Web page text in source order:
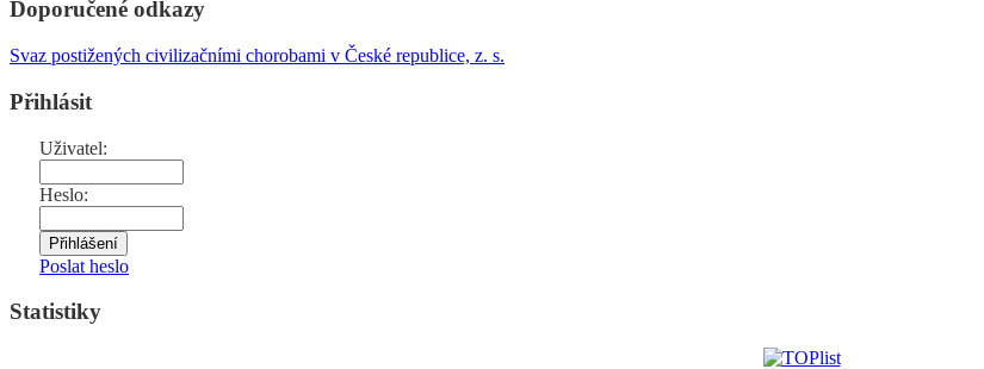
Doporučené odkazy
Svaz postižených civilizačními chorobami v České republice, z. s.
Přihlásit
Uživatel:
Heslo:
Poslat heslo
Statistiky